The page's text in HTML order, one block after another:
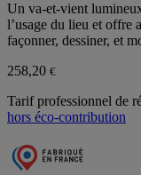
Un va-et-vient
l’usage du lieu et offre
façonner, dessiner, et
258,20 €
Tarif professionnel de
hors éco-contribution